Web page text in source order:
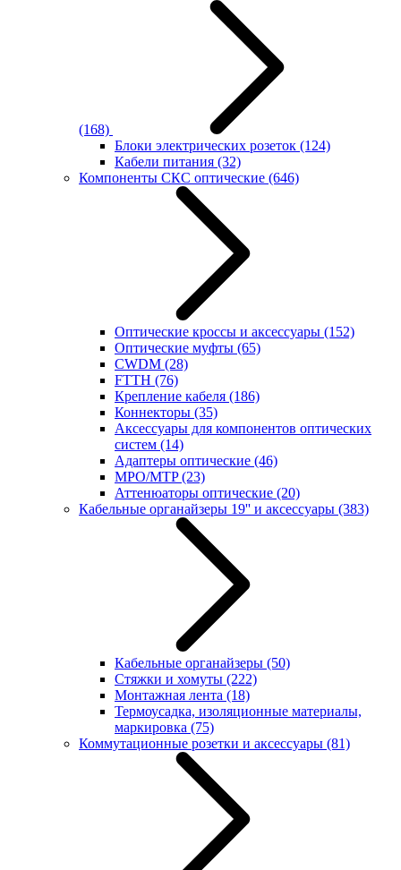
(168)
Блоки электрических розеток (124)
Кабели питания (32)
Компоненты СКС оптические (646)
Оптические кроссы и аксессуары (152)
Оптические муфты (65)
CWDM (28)
FTTH (76)
Крепление кабеля (186)
Коннекторы (35)
Аксессуары для компонентов оптических
систем (14)
Адаптеры оптические (46)
MPO/MTP(23)
Аттенюаторы оптические (20)
Кабельные органайзеры 19'' и аксессуары (383)
Кабельные органайзеры (50)
Стяжки и хомуты (222)
Монтажная лента (18)
Термоусадка, изоляционные материалы,
маркировка (75)
Коммутационные розетки и аксессуары (81)